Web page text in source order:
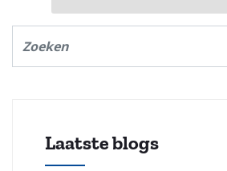
Laatste blogs